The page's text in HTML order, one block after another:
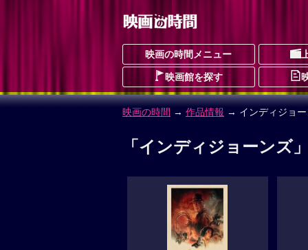
映画の時間メニュー
映画館を探す
映画の時間 → 作品情報 → インディジョ
「インディジョーンズ